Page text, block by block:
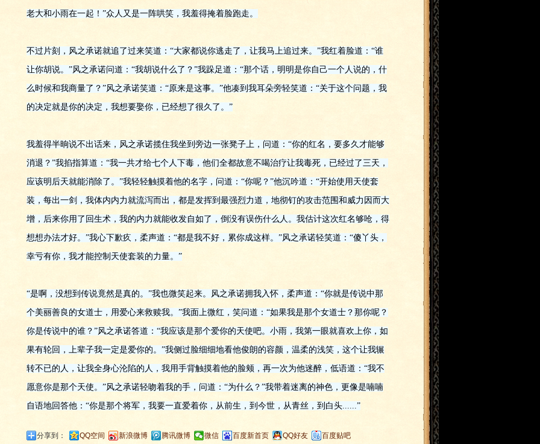
老大和小雨在一起！”众人又是一阵哄笑，我羞得掩着脸跑走。
不过片刻，风之承诺就追了过来笑道：“大家都说你逃走了，让我马上追过来。”我红着脸道：“谁
让你胡说。”风之承诺问道：“我胡说什么了？”我跺足道：“那个话，明明是你自己一个人说的，什
么时候和我商量了？”风之承诺笑道：“原来是这事。”他凑到我耳朵旁轻笑道：“关于这个问题，我
的决定就是你的决定，我想要娶你，已经想了很久了。”
我羞得半晌说不出话来，风之承诺揽住我坐到旁边一张凳子上，问道：“你的红名，要多久才能够
消退？”我掐指算道：“我一共才给七个人下毒，他们全都故意不喝治疗让我毒死，已经过了三天，
应该明后天就能消除了。”我轻轻触摸着他的名字，问道：“你呢？”他沉吟道：“开始使用天使套
装，每出一剑，我体内内力就流泻而出，都是发挥到最强烈力道，地彻钉的攻击范围和威力因而大
增，后来你用了回生术，我的内力就能收发自如了，倒没有误伤什么人。我估计这次红名够呛，得
想想办法才好。”我心下歉疚，柔声道：“都是我不好，累你成这样。”风之承诺轻笑道：“傻丫头，
幸亏有你，我才能控制天使套装的力量。”
“是啊，没想到传说竟然是真的。”我也微笑起来。风之承诺拥我入怀，柔声道：“你就是传说中那
个美丽善良的女道士，用爱心来救赎我。”我面上微红，笑问道：“如果我是那个女道士？那你呢？
你是传说中的谁？”风之承诺答道：“我应该是那个爱你的天使吧。小雨，我第一眼就喜欢上你，如
果有轮回，上辈子我一定是爱你的。”我侧过脸细细地看他俊朗的容颜，温柔的浅笑，这个让我辗
转不已的人，让我全身心沦陷的人，我用手背触摸着他的脸颊，再一次为他迷醉，低语道：“我不
愿意你是那个天使。”风之承诺轻吻着我的手，问道：“为什么？”我带着迷离的神色，更像是喃喃
自语地回答他：“你是那个将军，我要一直爱着你，从前生，到今世，从青丝，到白头......”
分享到： QQ空间 新浪微博 腾讯微博 微信 百度新首页 QQ好友 百度贴吧